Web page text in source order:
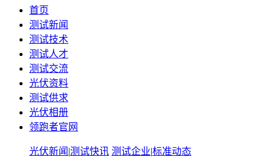
首页
测试新闻
测试技术
测试人才
测试交流
光伏资料
测试供求
光伏相册
领跑者官网
光伏新闻 |测试快讯 测试企业|标准动态